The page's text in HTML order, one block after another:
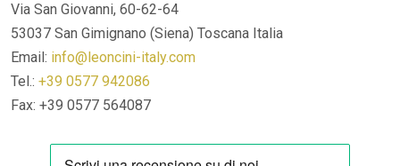
Via San Giovanni, 60-62-64
53037 San Gimignano (Siena) Toscana Italia
Email: info@leoncini-italy.com
Tel.: +39 0577 942086
Fax: +39 0577 564087